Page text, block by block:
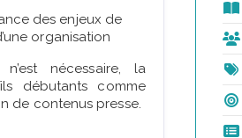
des enjeux de
organisation
nécessaire, la
débutants comme
de contenus presse.